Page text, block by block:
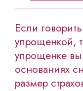
Если
упрощенкой,
упрощенке
основаниях
размер